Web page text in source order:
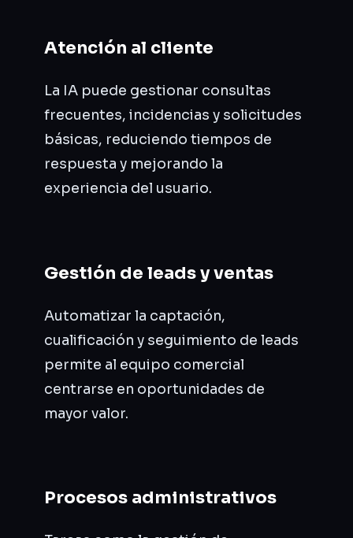
Atención al cliente
La IA puede gestionar consultas
frecuentes, incidencias y solicitudes
básicas, reduciendo tiempos de
respuesta y mejorando la
experiencia del usuario.
Gestión de leads y ventas
Automatizar la captación,
cualificación y seguimiento de leads
permite al equipo comercial
centrarse en oportunidades de
mayor valor.
Procesos administrativos